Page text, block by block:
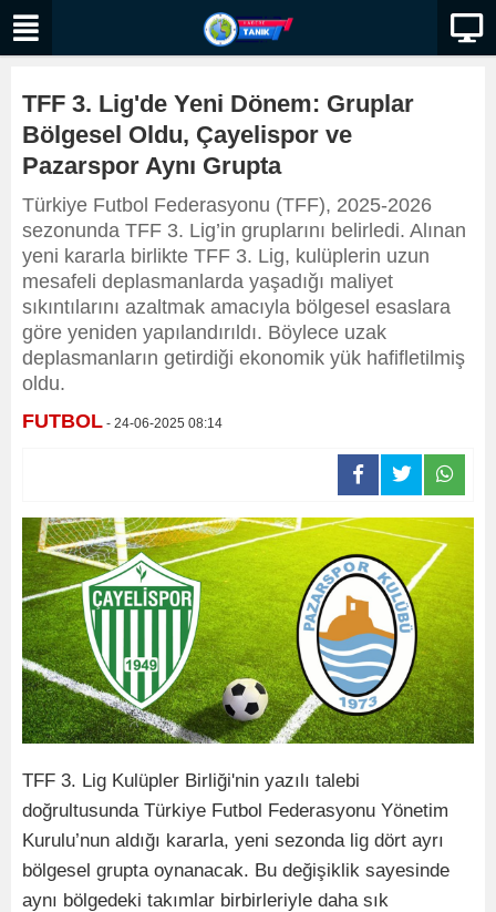
TFF 3. Lig'de Yeni Dönem: Gruplar
Bölgesel Oldu, Çayelispor ve
Pazarspor Aynı Grupta
Türkiye Futbol Federasyonu (TFF), 2025-2026
sezonunda TFF 3. Lig’in gruplarını belirledi. Alınan
yeni kararla birlikte TFF 3. Lig, kulüplerin uzun
mesafeli deplasmanlarda yaşadığı maliyet
sıkıntılarını azaltmak amacıyla bölgesel esaslara
göre yeniden yapılandırıldı. Böylece uzak
deplasmanların getirdiği ekonomik yük hafifletilmiş
oldu.
FUTBOL - 24-06-2025 08:14
TFF 3. Lig Kulüpler Birliği'nin yazılı talebi
doğrultusunda Türkiye Futbol Federasyonu Yönetim
Kurulu’nun aldığı kararla, yeni sezonda lig dört ayrı
bölgesel grupta oynanacak. Bu değişiklik sayesinde
aynı bölgedeki takımlar birbirleriyle daha sık